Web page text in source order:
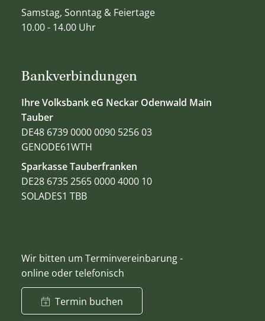
Bankverbindungen
Ihre Volksbank eG Neckar Odenwald Main
Tauber
DE48 6739 0000 0090 5256 03
GENODE61WTH
Sparkasse Tauberfranken
DE28 6735 2565 0000 4000 10
SOLADES1 TBB
Wir bitten um Terminvereinbarung -
online oder telefonisch
Termin buchen
Samstag, Sonntag & Feiertage
10.00 - 14.00 Uhr